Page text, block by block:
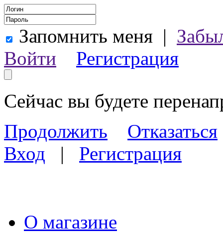
Запомнить меня |
Войти
Регистрация
Сейчас вы будете
Продолжить
Отказаться
Вход | Регистрация
О магазине